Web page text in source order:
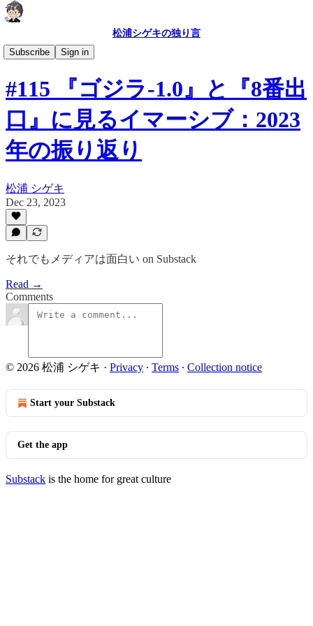
松浦シゲキの独り言
Subscribe
Sign in
それでもメディアは面白い
#115 『ゴジラ-1.0』と『8番出
口』に見るイマーシブ：2023
年の振り返り
松浦 シゲキ
Dec 23, 2023
それでもメディアは面白い on Substack
Read →
Comments
© 2026 松浦 シゲキ · Privacy ∙ Terms ∙ Collection notice
Start your Substack
Get the app
Substack is the home for great culture